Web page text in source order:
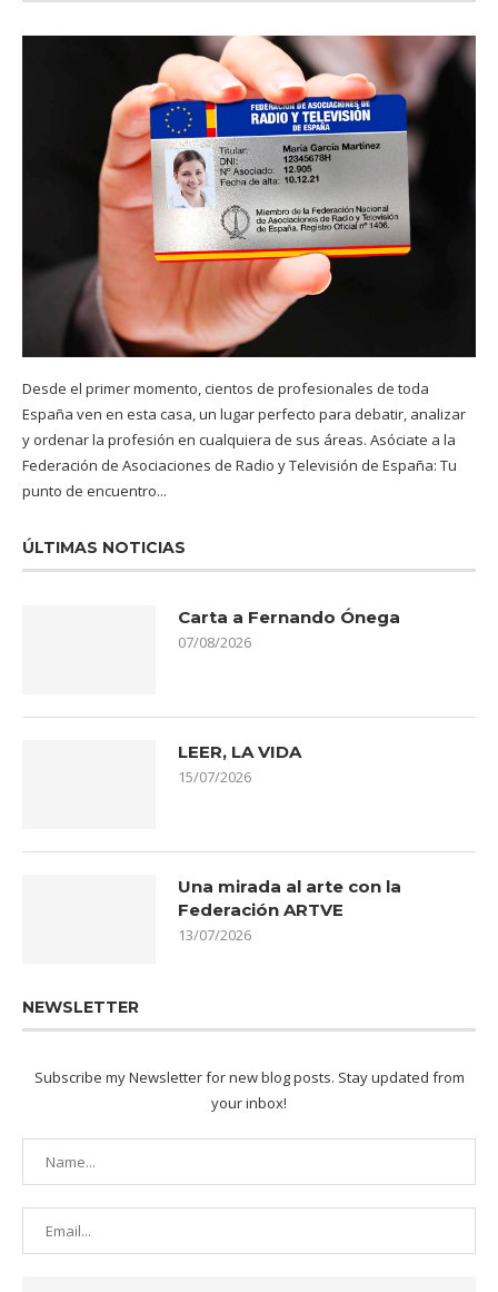
Desde el primer momento, cientos de profesionales de toda
España ven en esta casa, un lugar perfecto para debatir, analizar
y ordenar la profesión en cualquiera de sus áreas. Asóciate a la
Federación de Asociaciones de Radio y Televisión de España: Tu
punto de encuentro...
ÚLTIMAS NOTICIAS
Carta a Fernando Ónega
07/08/2026
LEER, LA VIDA
15/07/2026
Una mirada al arte con la
Federación ARTVE
13/07/2026
NEWSLETTER
Subscribe my Newsletter for new blog posts. Stay updated from
your inbox!